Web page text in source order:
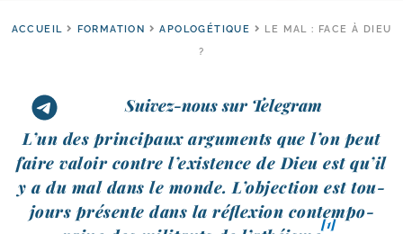
ACCUEIL FORMATION APOLOGÉTIQUE
LE MAL : FACE À DIEU
?
Suivez-nous sur Telegram
L’un des prin­ci­paux argu­ments que l’on peut
faire valoir contre l’existence de Dieu est qu’il
y a du mal dans le monde. L’objection est tou­
jours pré­sente dans la réflexion contem­po­
[1]